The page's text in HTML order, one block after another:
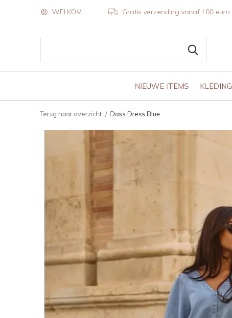
NIEUWE ITEMS KLEDING
WELKOM Gratis verzending vanaf 100 euro
Terug naar overzicht Dass Dress Blue